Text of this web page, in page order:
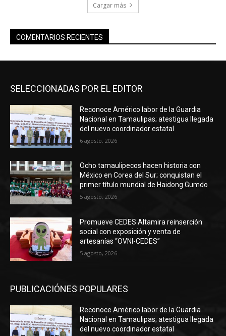
Cargar más
COMENTARIOS RECIENTES
SELECCIONADAS POR EL EDITOR
Reconoce Américo labor de la Guardia
Nacional en Tamaulipas; atestigua llegada
del nuevo coordinador estatal
6 agosto, 2026
Ocho tamaulipecos hacen historia con
México en Corea del Sur; conquistan el
primer título mundial de Haidong Gumdo
5 agosto, 2026
Promueve CEDES Altamira reinserción
social con exposición y venta de
artesanías “OVNI-CEDES”
5 agosto, 2026
PUBLICACIÓNES POPULARES
Reconoce Américo labor de la Guardia
Nacional en Tamaulipas; atestigua llegada
del nuevo coordinador estatal